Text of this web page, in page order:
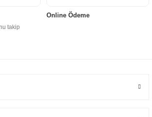
takip
Online Ödeme